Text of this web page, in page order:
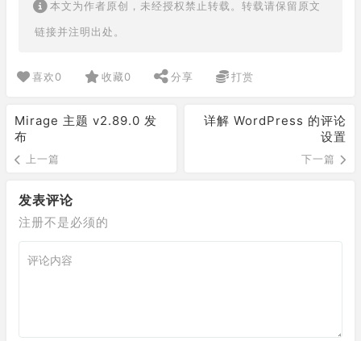
本文为作者原创，未经授权禁止转载。转载请保留原文
链接并注明出处。
喜欢0 收藏0 分享 打赏
Mirage 主题 v2.89.0 发
布
上一篇
详解 WordPress 的评论
设置
下一篇
发表评论
注册不是必须的